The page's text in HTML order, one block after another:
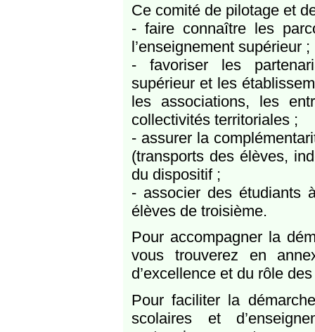
Ce comité de pilotage et
- faire connaître les
l’enseignement supérieur ;
- favoriser les
supérieur et les
les associations, les
collectivités territoriales ;
- assurer la
(transports des élèves,
du dispositif ;
- associer des étudiants
élèves de troisième.
Pour accompagner la
vous trouverez en
d’excellence et du rôle
Pour faciliter la
scolaires et